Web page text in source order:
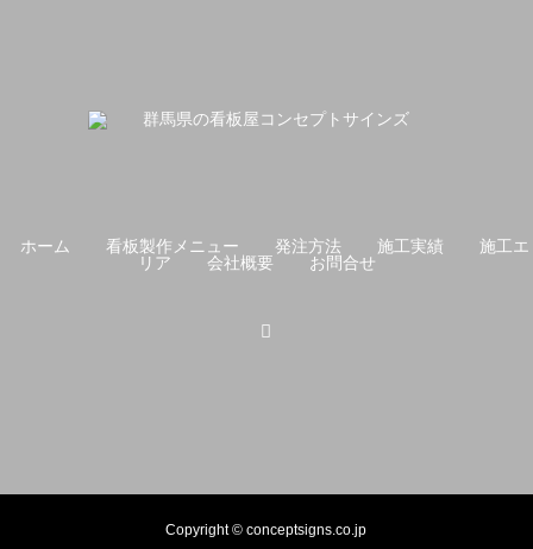
ホーム 看板製作メニュー 発注方法 施工実績
施工エ
リア
会社概要 お問合せ
Copyright © conceptsigns.co.jp